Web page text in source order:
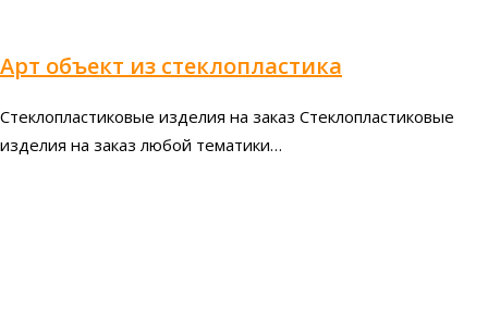
Арт объект из стеклопластика
Стеклопластиковые изделия на заказ Стеклопластиковые
изделия на заказ любой тематики…